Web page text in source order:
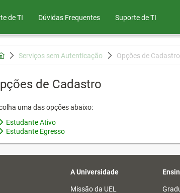
de TI Dúvidas Frequentes Suporte de TI
Serviços sem Autenticação Opções de Cadastro
de Cadastro
uma das opções abaixo:
Estudante Ativo
Estudante Egresso
A Universidade
Missão da UEL